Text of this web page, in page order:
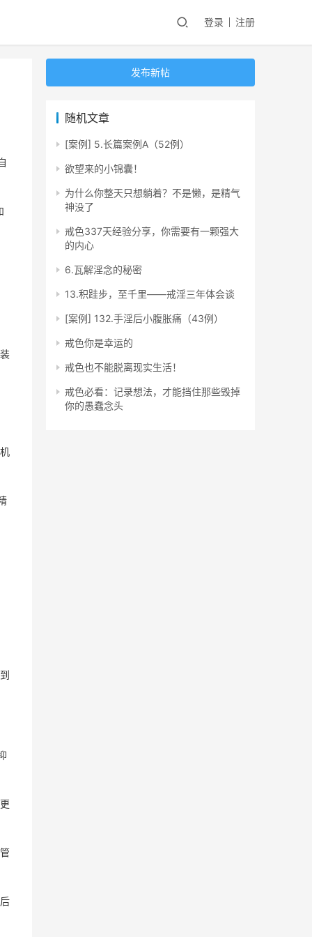
登录 注册
发布新帖
随机文章
[案例] 5.长篇案例A（52例）
欲望来的小锦囊！
为什么你整天只想躺着？不是懒，是精气
神没了
戒色337天经验分享，你需要有一颗强大
的内心
6.瓦解淫念的秘密
13.积跬步，至千里——戒淫三年体会谈
[案例] 132.手淫后小腹胀痛（43例）
戒色你是幸运的
戒色也不能脱离现实生活！
戒色必看：记录想法，才能挡住那些毁掉
你的愚蠢念头